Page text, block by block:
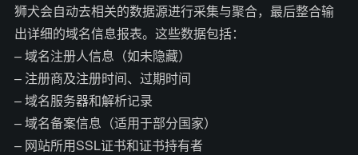
狮犬会自动去相关的数据源进行采集与聚合，最后整合输
出详细的域名信息报表。这些数据包括：
– 域名注册人信息（如未隐藏）
– 注册商及注册时间、过期时间
– 域名服务器和解析记录
– 域名备案信息（适用于部分国家）
– 网站所用SSL证书和证书持有者